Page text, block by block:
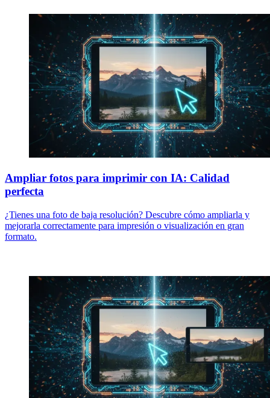
Ampliar fotos para imprimir con IA: Calidad
perfecta
¿Tienes una foto de baja resolución? Descubre cómo ampliarla y
mejorarla correctamente para impresión o visualización en gran
formato.